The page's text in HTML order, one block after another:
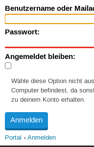
Benutzername oder
Passwort:
Angemeldet bleiben:
Wähle diese Option nicht
Computer befindest, da
zu deinem Konto erhalten.
Portal Anmelden